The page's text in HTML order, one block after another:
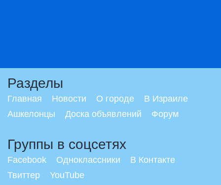
Разделы
Главная Новости О городе
В Израиле
Ашкелонцы
Доска объявлений Форум
Группы в соцсетях
Facebook Одноклассники
В Контакте
Твиттер
YouTube